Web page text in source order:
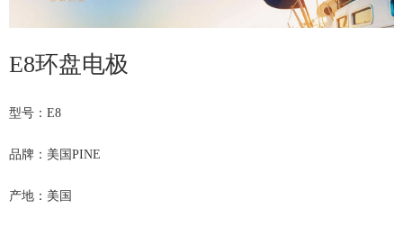
E8环盘电极
型号： E8
品牌：美国 PINE
产地：美国